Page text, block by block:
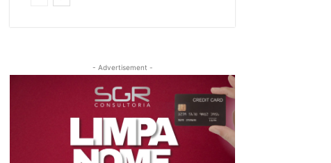
- Advertisement -